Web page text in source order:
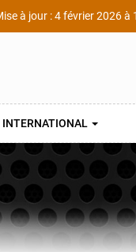
à jour : 4 février 2026 à
INTERNATIONAL